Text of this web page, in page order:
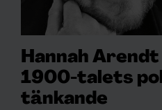
Hannah
1900-talets
tänkande